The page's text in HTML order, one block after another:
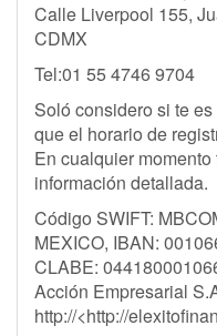
Calle Liverpool 155,
CDMX
Tel:01 55 4746 9704
Soló considero si te
que el horario de
En cualquier
información detallada.
Código SWIFT:
MEXICO, IBAN:
CLABE:
Acción Empresarial
http://<http://